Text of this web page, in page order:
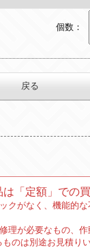
個数：
「定額」での
クがなく、機能的
理が必要なもの、
のは別途お見積りい